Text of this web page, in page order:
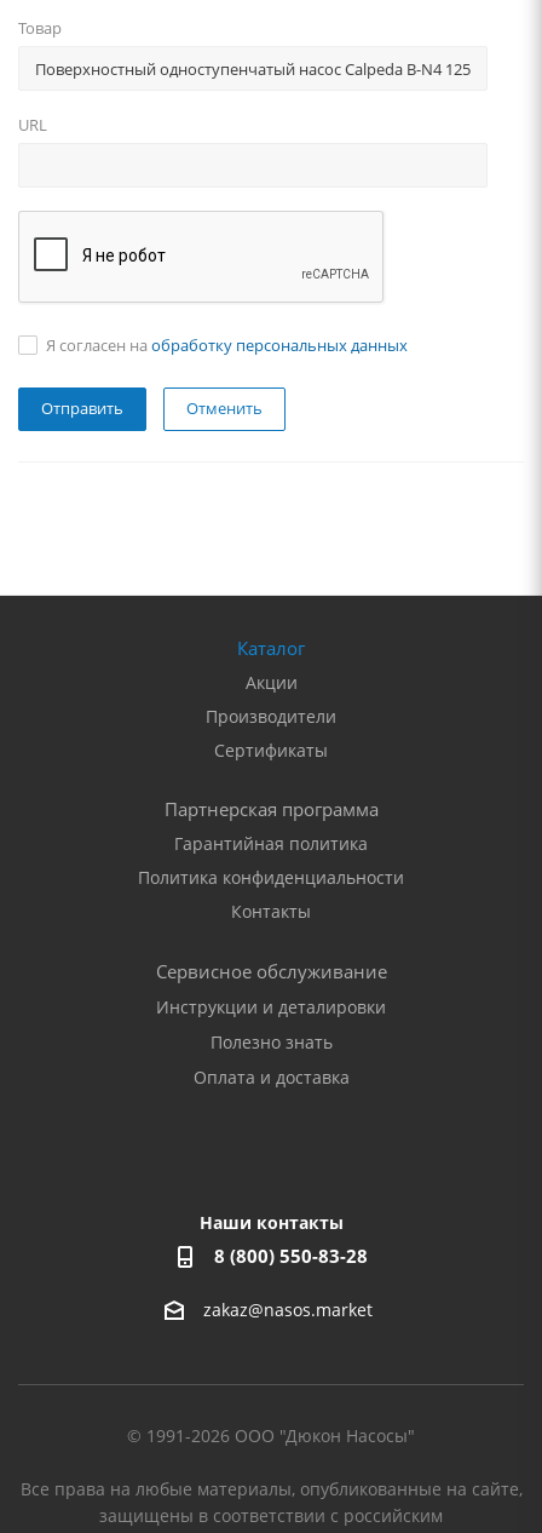
Товар
URL
Я согласен на обработку персональных данных
Отменить
Каталог
Акции
Производители
Сертификаты
Партнерская программа
Гарантийная политика
Политика конфиденциальности
Контакты
Сервисное обслуживание
Инструкции и деталировки
Полезно знать
Оплата и доставка
Наши контакты
8 (800) 550-83-28
zakaz@nasos.market
© 1991-2026 ООО "Дюкон Насосы"
Все права на любые материалы, опубликованные на сайте,
защищены в соответствии с российским